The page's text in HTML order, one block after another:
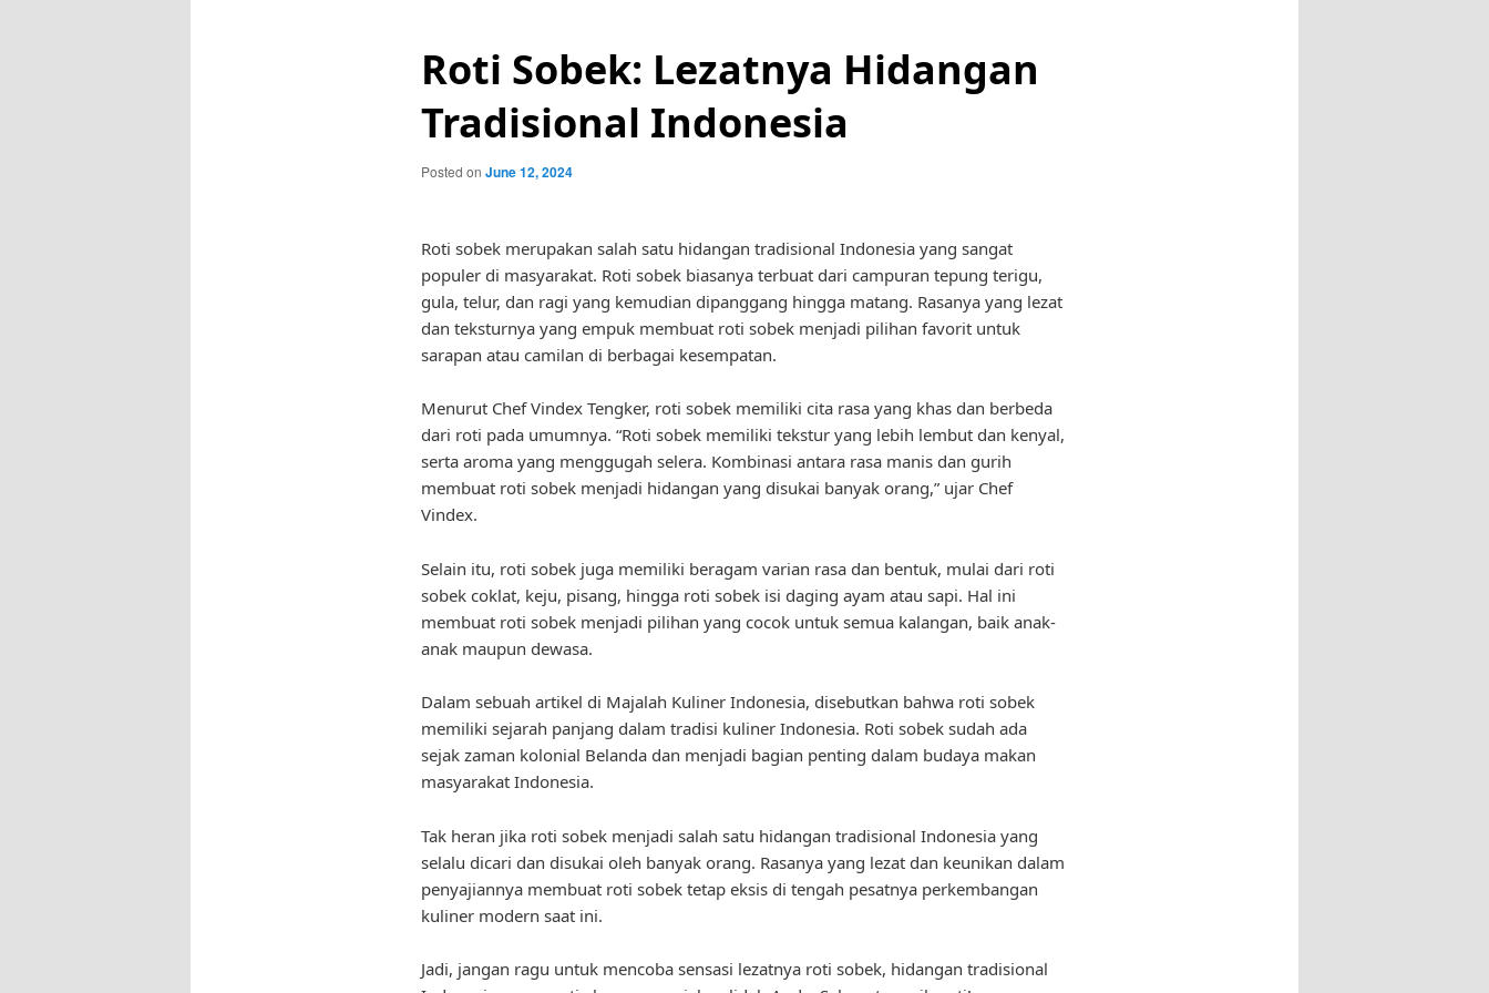
Roti Sobek: Lezatnya Hidangan
Tradisional Indonesia
Posted on June 12, 2024
Roti sobek merupakan salah satu hidangan tradisional Indonesia yang sangat
populer di masyarakat. Roti sobek biasanya terbuat dari campuran tepung terigu,
gula, telur, dan ragi yang kemudian dipanggang hingga matang. Rasanya yang lezat
dan teksturnya yang empuk membuat roti sobek menjadi pilihan favorit untuk
sarapan atau camilan di berbagai kesempatan.
Menurut Chef Vindex Tengker, roti sobek memiliki cita rasa yang khas dan berbeda
dari roti pada umumnya. “Roti sobek memiliki tekstur yang lebih lembut dan kenyal,
serta aroma yang menggugah selera. Kombinasi antara rasa manis dan gurih
membuat roti sobek menjadi hidangan yang disukai banyak orang,” ujar Chef
Vindex.
Selain itu, roti sobek juga memiliki beragam varian rasa dan bentuk, mulai dari roti
sobek coklat, keju, pisang, hingga roti sobek isi daging ayam atau sapi. Hal ini
membuat roti sobek menjadi pilihan yang cocok untuk semua kalangan, baik anak-
anak maupun dewasa.
Dalam sebuah artikel di Majalah Kuliner Indonesia, disebutkan bahwa roti sobek
memiliki sejarah panjang dalam tradisi kuliner Indonesia. Roti sobek sudah ada
sejak zaman kolonial Belanda dan menjadi bagian penting dalam budaya makan
masyarakat Indonesia.
Tak heran jika roti sobek menjadi salah satu hidangan tradisional Indonesia yang
selalu dicari dan disukai oleh banyak orang. Rasanya yang lezat dan keunikan dalam
penyajiannya membuat roti sobek tetap eksis di tengah pesatnya perkembangan
kuliner modern saat ini.
Jadi, jangan ragu untuk mencoba sensasi lezatnya roti sobek, hidangan tradisional